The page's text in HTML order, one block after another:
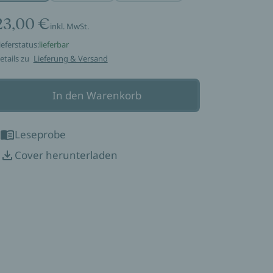
€inkl. MwSt.
lieferbar
zu Lieferung & Versand
In den Warenkorb
Leseprobe
Cover herunterladen